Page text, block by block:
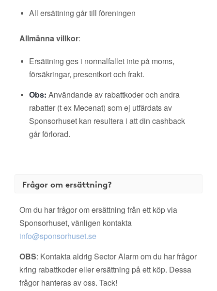
All ersättning går till föreningen
Allmänna villkor:
Ersättning ges i normalfallet inte på moms,
försäkringar, presentkort och frakt.
Obs: Användande av rabattkoder och andra
rabatter (t ex Mecenat) som ej utfärdats av
Sponsorhuset kan resultera i att din cashback
går förlorad.
Frågor om ersättning?
Om du har frågor om ersättning från ett köp via
Sponsorhuset, vänligen kontakta
info@sponsorhuset.se
OBS: Kontakta aldrig Sector Alarm om du har frågor
kring rabattkoder eller ersättning på ett köp. Dessa
frågor hanteras av oss. Tack!